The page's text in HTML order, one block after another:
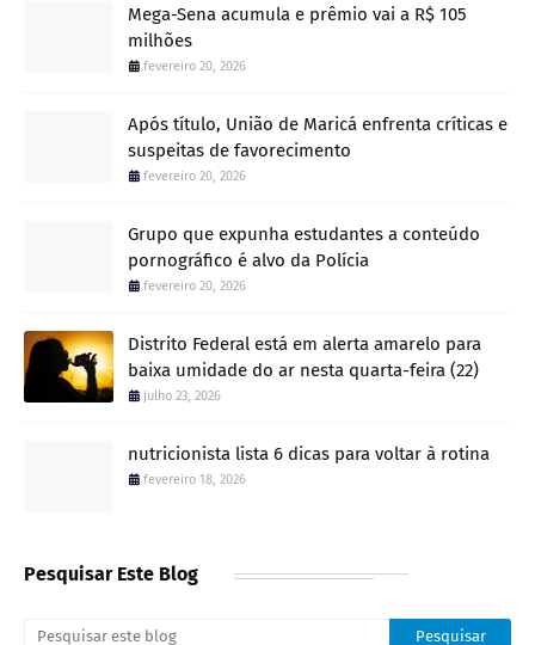
Mega-Sena acumula e prêmio vai a R$ 105
milhões
fevereiro 20, 2026
Após título, União de Maricá enfrenta críticas e
suspeitas de favorecimento
fevereiro 20, 2026
Grupo que expunha estudantes a conteúdo
pornográfico é alvo da Polícia
fevereiro 20, 2026
Distrito Federal está em alerta amarelo para
baixa umidade do ar nesta quarta-feira (22)
julho 23, 2026
nutricionista lista 6 dicas para voltar à rotina
fevereiro 18, 2026
Pesquisar Este Blog